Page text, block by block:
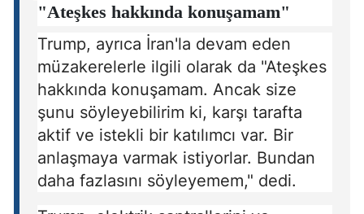
"Ateşkes hakkında konuşamam"
Trump, ayrıca İran'la devam eden
müzakerelerle ilgili olarak da "Ateşkes
hakkında konuşamam. Ancak size
şunu söyleyebilirim ki, karşı tarafta
aktif ve istekli bir katılımcı var. Bir
anlaşmaya varmak istiyorlar. Bundan
daha fazlasını söyleyemem," dedi.